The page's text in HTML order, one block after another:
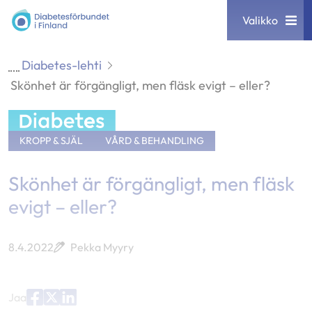
Siirry
sisältöön
Diabetesförbundet Valikko
Diabetes-lehti
Skönhet är förgängligt, men fläsk evigt – eller?
KROPP & SJÄL VÅRD & BEHANDLING
Skönhet är förgängligt, men fläsk
evigt – eller?
8.4.2022 Pekka Myyry
Jaa